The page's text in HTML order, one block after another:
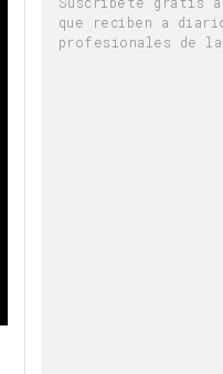
que reciben a
profesionales de